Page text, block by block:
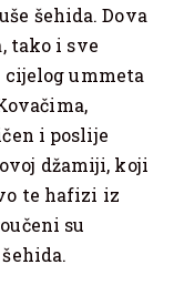
šehida. Dova
tako i sve
ummeta
i poslije
džamiji, koji
te hafizi iz
su